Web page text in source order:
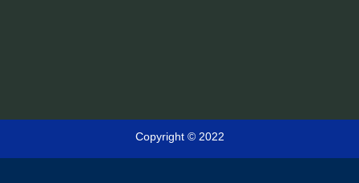
Copyright © 2022